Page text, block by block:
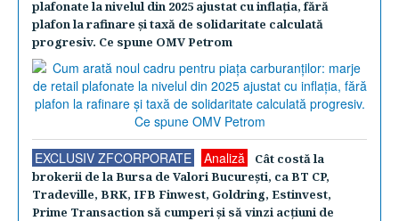
plafonate la nivelul din 2025 ajustat cu inflaţia, fără
plafon la rafinare şi taxă de solidaritate calculată
progresiv. Ce spune OMV Petrom
EXCLUSIV ZFCORPORATE Analiză
Cât costă la
brokerii de la Bursa de Valori Bucureşti, ca BT CP,
Tradeville, BRK, IFB Finwest, Goldring, Estinvest,
Prime Transaction să cumperi şi să vinzi acţiuni de